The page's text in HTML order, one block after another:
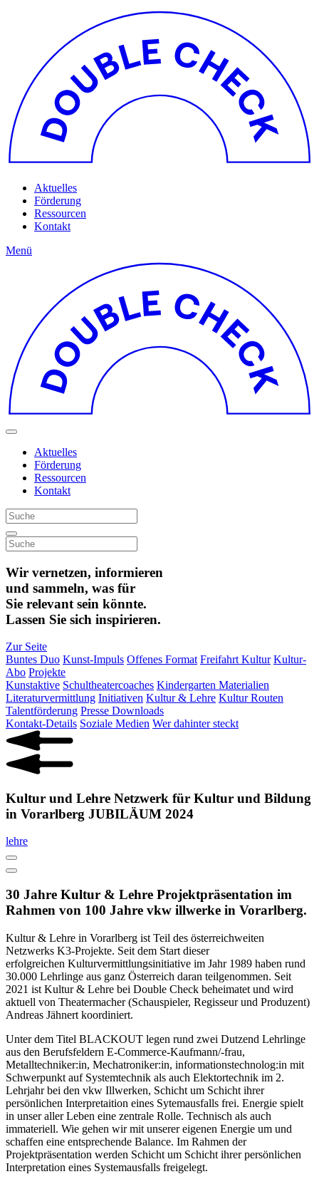
Aktuelles
Förderung
Ressourcen
Kontakt
Menü
Aktuelles
Förderung
Ressourcen
Kontakt
Wir vernetzen, informieren
und sammeln, was für
Sie relevant sein könnte.
Lassen Sie sich inspirieren.
Zur Seite
Buntes Duo Kunst-Impuls Offenes Format Freifahrt Kultur Kultur-
Abo Projekte
Kunstaktive Schultheatercoaches Kindergarten Materialien
Literaturvermittlung Initiativen Kultur & Lehre Kultur Routen
Talentförderung Presse Downloads
Kontakt-Details Soziale Medien Wer dahinter steckt
Kultur und Lehre Netzwerk für Kultur und Bildung
in Vorarlberg JUBILÄUM 2024
lehre
30 Jahre Kultur & Lehre Projektpräsentation im
Rahmen von 100 Jahre vkw illwerke in Vorarlberg.
Kultur & Lehre in Vorarlberg ist Teil des österreichweiten
Netzwerks K3-Projekte. Seit dem Start dieser
erfolgreichen Kulturvermittlungsinitiative im Jahr 1989 haben rund
30.000 Lehrlinge aus ganz Österreich daran teilgenommen. Seit
2021 ist Kultur & Lehre bei Double Check beheimatet und wird
aktuell von Theatermacher (Schauspieler, Regisseur und Produzent)
Andreas Jähnert koordiniert.
Unter dem Titel BLACKOUT legen rund zwei Dutzend Lehrlinge
aus den Berufsfeldern E-Commerce-Kaufmann/-frau,
Metalltechniker:in, Mechatroniker:in, informationstechnolog:in mit
Schwerpunkt auf Systemtechnik als auch Elektortechnik im 2.
Lehrjahr bei den vkw Illwerken, Schicht um Schicht ihrer
persönlichen Interpretaition eines Sytemausfalls frei. Energie spielt
in unser aller Leben eine zentrale Rolle. Technisch als auch
immateriell. Wie gehen wir mit unserer eigenen Energie um und
schaffen eine entsprechende Balance. Im Rahmen der
Projektpräsentation werden Schicht um Schicht ihrer persönlichen
Interpretation eines Systemausfalls freigelegt.